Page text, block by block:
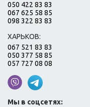
050 422 83 83
067 625 58 85
098 322 83 83
ХАРЬКОВ:
067 521 83 83
050 377 58 85
057 727 08 08
Мы в соцсетях: